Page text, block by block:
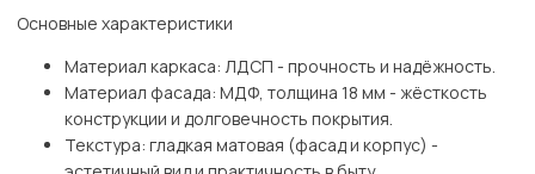
Основные характеристики
Материал каркаса: ЛДСП - прочность и надёжность.
Материал фасада: МДФ, толщина 18 мм - жёсткость
конструкции и долговечность покрытия.
Текстура: гладкая матовая (фасад и корпус) -